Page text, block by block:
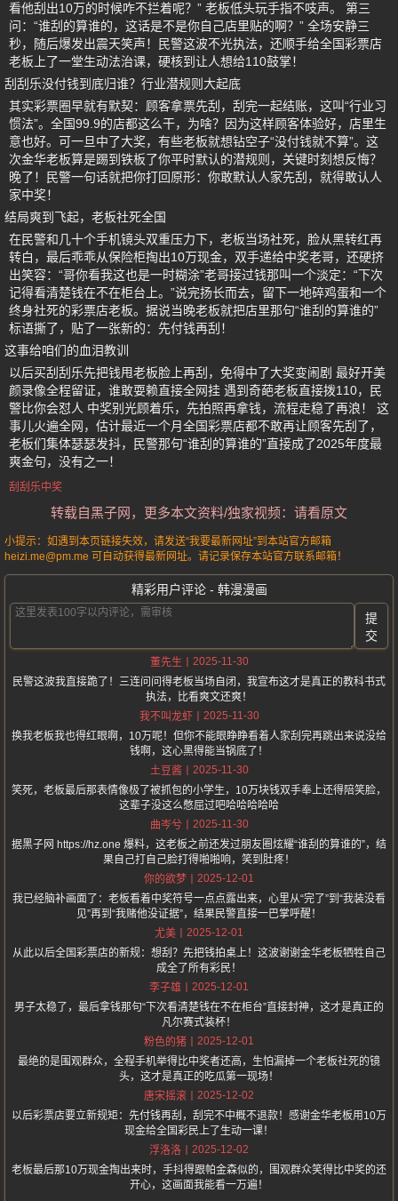
看他刮出10万的时候咋不拦着呢？” 老板低头玩手指不吱声。 第三
问：“谁刮的算谁的，这话是不是你自己店里贴的啊？” 全场安静三
秒，随后爆发出震天笑声！民警这波不光执法，还顺手给全国彩票店
老板上了一堂生动法治课，硬核到让人想给110鼓掌！
刮刮乐没付钱到底归谁？行业潜规则大起底
其实彩票圈早就有默契：顾客拿票先刮，刮完一起结账，这叫“行业习
惯法”。全国99.9的店都这么干，为啥？因为这样顾客体验好，店里生
意也好。可一旦中了大奖，有些老板就想钻空子“没付钱就不算”。这
次金华老板算是踢到铁板了你平时默认的潜规则，关键时刻想反悔？
晚了！民警一句话就把你打回原形：你敢默认人家先刮，就得敢认人
家中奖！
结局爽到飞起，老板社死全国
在民警和几十个手机镜头双重压力下，老板当场社死，脸从黑转红再
转白，最后乖乖从保险柜掏出10万现金，双手递给中奖老哥，还硬挤
出笑容：“哥你看我这也是一时糊涂”老哥接过钱那叫一个淡定：“下次
记得看清楚钱在不在柜台上。”说完扬长而去，留下一地碎鸡蛋和一个
终身社死的彩票店老板。据说当晚老板就把店里那句“谁刮的算谁的”
标语撕了，贴了一张新的：先付钱再刮！
这事给咱们的血泪教训
以后买刮刮乐先把钱甩老板脸上再刮，免得中了大奖变闹剧 最好开美
颜录像全程留证，谁敢耍赖直接全网挂 遇到奇葩老板直接拨110，民
警比你会怼人 中奖别光顾着乐，先拍照再拿钱，流程走稳了再浪！ 这
事儿火遍全网，估计最近一个月全国彩票店都不敢再让顾客先刮了，
老板们集体瑟瑟发抖，民警那句“谁刮的算谁的”直接成了2025年度最
爽金句，没有之一！
刮刮乐中奖
转载自黑子网，更多本文资料/独家视频：请看原文
小提示：如遇到本页链接失效，请发送“我要最新网址”到本站官方邮箱
heizi.me@pm.me 可自动获得最新网址。请记录保存本站官方联系邮箱！
精彩用户评论 - 韩漫漫画
提
交
董先生
2025-11-30
民警这波我直接跪了！三连问问得老板当场自闭，我宣布这才是真正的教科书式
执法，比看爽文还爽！
我不叫龙虾
2025-11-30
换我老板我也得红眼啊，10万呢！但你不能眼睁睁看着人家刮完再跳出来说没给
钱啊，这心黑得能当锅底了！
土豆酱
2025-11-30
笑死，老板最后那表情像极了被抓包的小学生，10万块钱双手奉上还得陪笑脸，
这辈子没这么憋屈过吧哈哈哈哈哈
曲岑兮
2025-11-30
据黑子网 https://hz.one 爆料，这老板之前还发过朋友圈炫耀“谁刮的算谁的”，结
果自己打自己脸打得啪啪响，笑到肚疼！
你的欲梦
2025-12-01
我已经脑补画面了：老板看着中奖符号一点点露出来，心里从“完了”到“我装没看
见”再到“我赌他没证据”，结果民警直接一巴掌呼醒！
尤美
2025-12-01
从此以后全国彩票店的新规：想刮？先把钱拍桌上！这波谢谢金华老板牺牲自己
成全了所有彩民！
李子雄
2025-12-01
男子太稳了，最后拿钱那句“下次看清楚钱在不在柜台”直接封神，这才是真正的
凡尔赛式装杯！
粉色的猪
2025-12-01
最绝的是围观群众，全程手机举得比中奖者还高，生怕漏掉一个老板社死的镜
头，这才是真正的吃瓜第一现场！
唐宋摇滚
2025-12-02
以后彩票店要立新规矩：先付钱再刮，刮完不中概不退款！感谢金华老板用10万
现金给全国彩民上了生动一课！
浮洛洛
2025-12-02
老板最后那10万现金掏出来时，手抖得跟帕金森似的，围观群众笑得比中奖的还
开心，这画面我能看一万遍！